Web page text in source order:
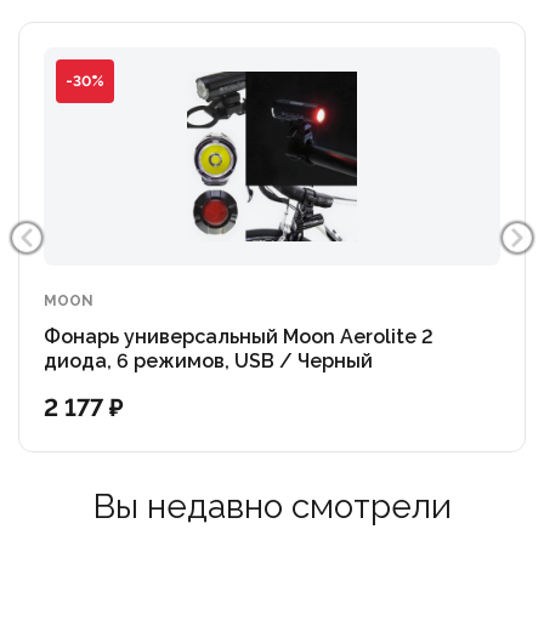
-30%
MOON
Фонарь универсальный Moon Aerolite 2
диода, 6 режимов, USB / Черный
2 177 ₽
Вы недавно смотрели